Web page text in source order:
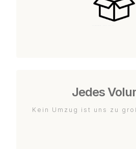
Jedes
Kein Umzug ist uns zu